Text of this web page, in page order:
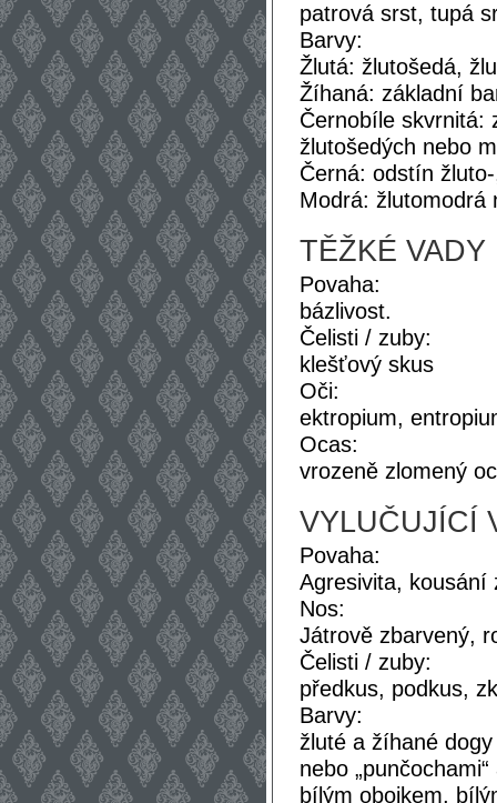
patrová srst, tupá
Barvy:
Žlutá: žlutošedá,
Žíhaná: základní
Černobíle skvrnitá:
žlutošedých nebo
Černá: odstín
Modrá: žlutomodrá
TĚŽKÉ VADY
Povaha:
bázlivost.
Čelisti / zuby:
klešťový skus
Oči:
ektropium,
Ocas:
vrozeně zlomený
VYLUČUJÍCÍ
Povaha:
Agresivita, kousání
Nos:
Játrově zbarvený,
Čelisti / zuby:
předkus, podkus,
Barvy:
žluté a žíhané
nebo
bílým obojkem,